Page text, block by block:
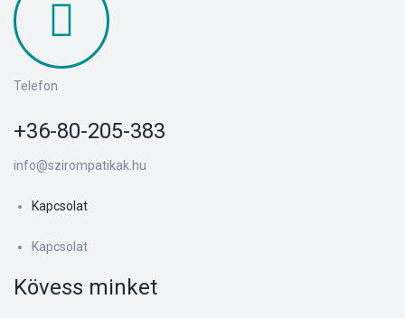
Telefon
+36-80-205-383
info@szirompatikak.hu
Kapcsolat
Kapcsolat
Kövess minket